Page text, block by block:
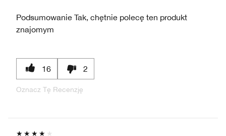
Podsumowanie Tak, chętnie polecę ten produkt
znajomym
16 2
Oznacz Tę Recenzję